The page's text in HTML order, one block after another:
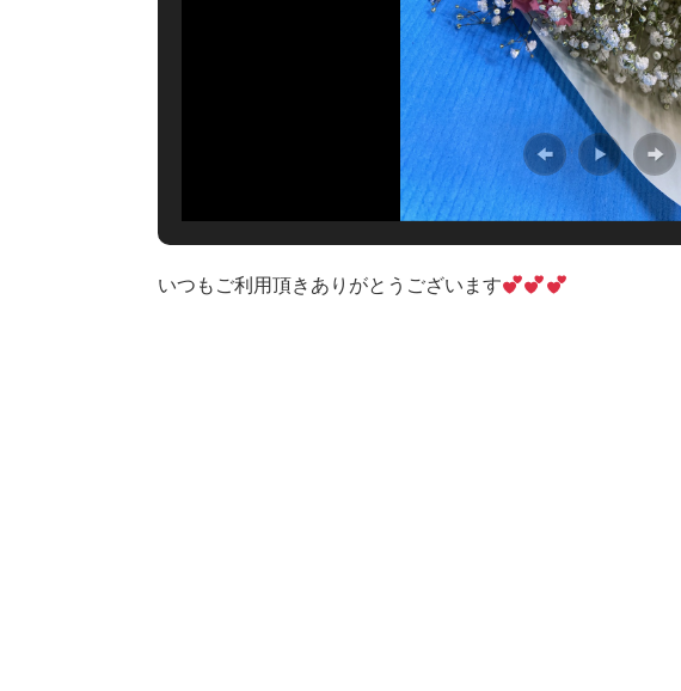
いつもご利用頂きありがとうございます